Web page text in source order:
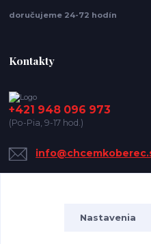
doručujeme 24-72 hodín
Kontakty
+421 948 096 973
(Po-Pia, 9-17 hod.)
Nastavenia